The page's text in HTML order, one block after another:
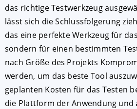
das richtige Testwerkzeug
lässt sich die Schlussfolgerung
das eine perfekte Werkzeug für
sondern für einen bestimmten
nach Größe des Projekts
werden, um das beste Tool
geplanten Kosten für das Testen
die Plattform der Anwendung und